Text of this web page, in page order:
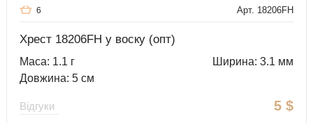
Арт. 18206FH
6
Хрест 18206FH у воску (опт)
Маса: 1.1 г
Ширина: 3.1 мм
Довжина: 5 см
5 $
Відгуки